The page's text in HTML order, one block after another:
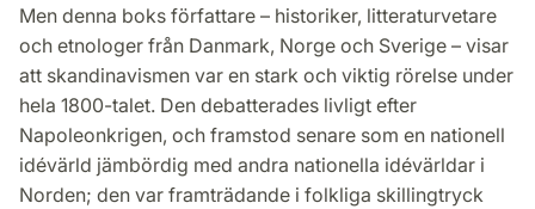
Men denna boks författare – historiker, litteraturvetare
och etnologer från Danmark, Norge och Sverige – visar
att skandinavismen var en stark och viktig rörelse under
hela 1800-talet. Den debatterades livligt efter
Napoleonkrigen, och framstod senare som en nationell
idévärld jämbördig med andra nationella idévärldar i
Norden; den var framträdande i folkliga skillingtryck